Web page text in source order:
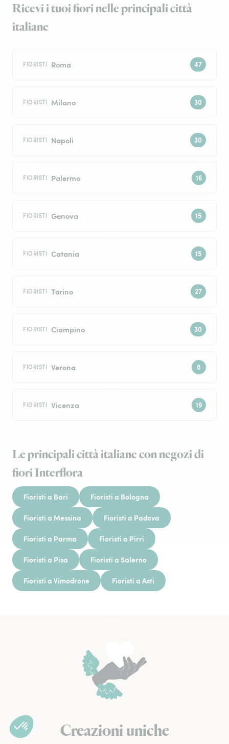
Ricevi i tuoi fiori nelle principali città
italiane
FIORISTI Roma
FIORISTI Milano
FIORISTI Napoli
FIORISTI Palermo
FIORISTI Genova
FIORISTI Catania
FIORISTI Torino
FIORISTI Ciampino
FIORISTI Verona
FIORISTI Vicenza
Le principali città italiane con negozi di
fiori Interflora
Fioristi a Bari Fioristi a Bologna
Fioristi a Messina Fioristi a Padova
Fioristi a Parma Fioristi a Pirri
Fioristi a Pisa Fioristi a Salerno
Fioristi a Vimodrone Fioristi a Asti
Creazioni uniche